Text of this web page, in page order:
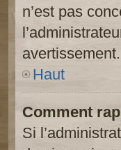
n’est pas
avertissement.
Haut
Comment
Si